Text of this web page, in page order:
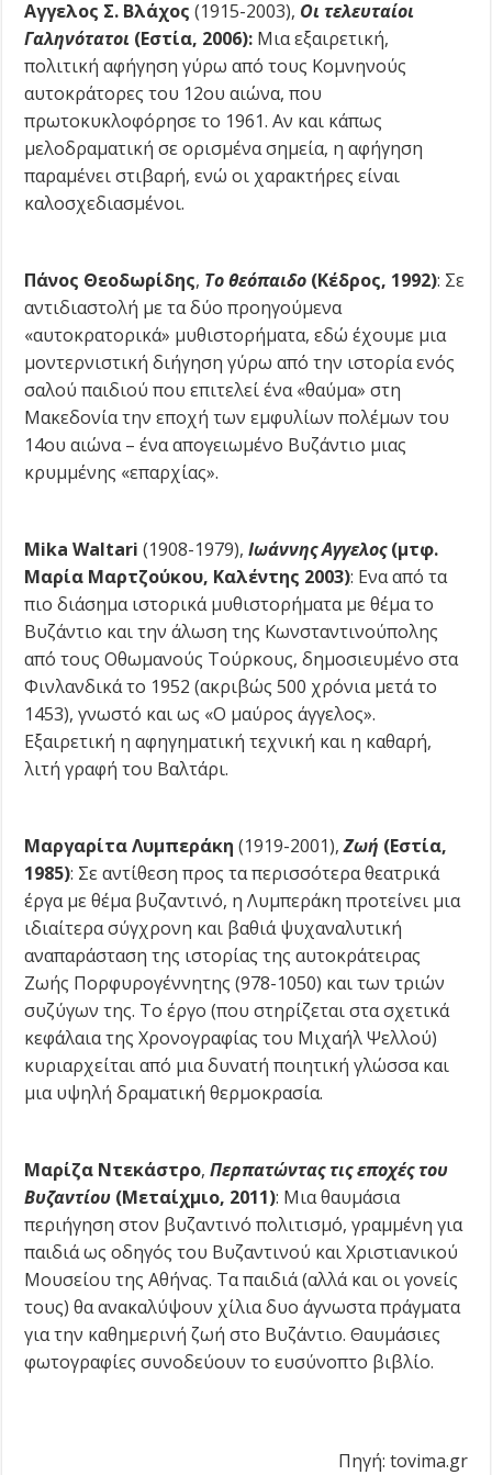
Αγγελος Σ. Βλάχος (1915-2003), Οι τελευταίοι
Γαληνότατοι (Εστία, 2006): Μια εξαιρετική,
πολιτική αφήγηση γύρω από τους Κομνηνούς
αυτοκράτορες του 12ου αιώνα, που
πρωτοκυκλοφόρησε το 1961. Αν και κάπως
μελοδραματική σε ορισμένα σημεία, η αφήγηση
παραμένει στιβαρή, ενώ οι χαρακτήρες είναι
καλοσχεδιασμένοι.
Πάνος Θεοδωρίδης, Το θεόπαιδο (Κέδρος, 1992): Σε
αντιδιαστολή με τα δύο προηγούμενα
«αυτοκρατορικά» μυθιστορήματα, εδώ έχουμε μια
μοντερνιστική διήγηση γύρω από την ιστορία ενός
σαλού παιδιού που επιτελεί ένα «θαύμα» στη
Μακεδονία την εποχή των εμφυλίων πολέμων του
14ου αιώνα – ένα απογειωμένο Βυζάντιο μιας
κρυμμένης «επαρχίας».
Mika Waltari (1908-1979),Ιωάννης Αγγελος (μτφ.
Μαρία Μαρτζούκου, Καλέντης 2003): Ενα από τα
πιο διάσημα ιστορικά μυθιστορήματα με θέμα το
Βυζάντιο και την άλωση της Κωνσταντινούπολης
από τους Οθωμανούς Τούρκους, δημοσιευμένο στα
Φινλανδικά το 1952 (ακριβώς 500 χρόνια μετά το
1453), γνωστό και ως «Ο μαύρος άγγελος».
Εξαιρετική η αφηγηματική τεχνική και η καθαρή,
λιτή γραφή του Βαλτάρι.
Μαργαρίτα Λυμπεράκη (1919-2001),Ζωή (Εστία,
1985): Σε αντίθεση προς τα περισσότερα θεατρικά
έργα με θέμα βυζαντινό, η Λυμπεράκη προτείνει μια
ιδιαίτερα σύγχρονη και βαθιά ψυχαναλυτική
αναπαράσταση της ιστορίας της αυτοκράτειρας
Ζωής Πορφυρογέννητης (978-1050) και των τριών
συζύγων της. Το έργο (που στηρίζεται στα σχετικά
κεφάλαια της Χρονογραφίας του Μιχαήλ Ψελλού)
κυριαρχείται από μια δυνατή ποιητική γλώσσα και
μια υψηλή δραματική θερμοκρασία.
Μαρίζα Ντεκάστρο,Περπατώντας τις εποχές του
Βυζαντίου (Μεταίχμιο, 2011): Μια θαυμάσια
περιήγηση στον βυζαντινό πολιτισμό, γραμμένη για
παιδιά ως οδηγός του Βυζαντινού και Χριστιανικού
Μουσείου της Αθήνας. Τα παιδιά (αλλά και οι γονείς
τους) θα ανακαλύψουν χίλια δυο άγνωστα πράγματα
για την καθημερινή ζωή στο Βυζάντιο. Θαυμάσιες
φωτογραφίες συνοδεύουν το ευσύνοπτο βιβλίο.
Πηγή: tovima.gr